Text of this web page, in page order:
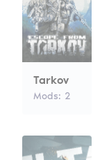
Tarkov
Mods: 2